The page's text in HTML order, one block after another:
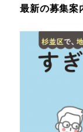
最新の募集案